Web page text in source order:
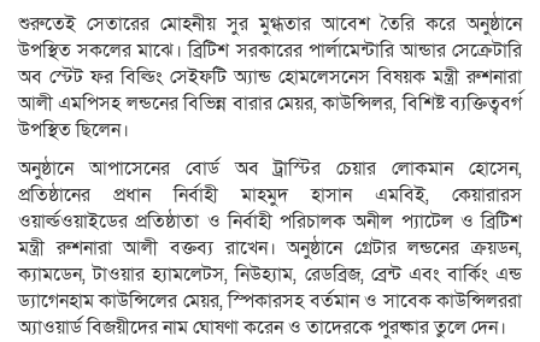
শুরুতেই সেতারের মোহনীয় সুর মুগ্ধতার আবেশ তৈরি করে অনুষ্ঠানে
উপস্থিত সকলের মাঝে। ব্রিটিশ সরকারের পার্লামেন্টারি আন্ডার সেক্রেটারি
অব স্টেট ফর বিল্ডিং সেইফটি অ্যান্ড হোমলেসনেস বিষয়ক মন্ত্রী রুশনারা
আলী এমপিসহ লন্ডনের বিভিন্ন বারার মেয়র, কাউন্সিলর, বিশিষ্ট ব্যক্তিত্ববর্গ
উপস্থিত ছিলেন।
অনুষ্ঠানে আপাসেনের বোর্ড অব ট্রাস্টির চেয়ার লোকমান হোসেন,
প্রতিষ্ঠানের প্রধান নির্বাহী মাহমুদ হাসান এমবিই, কেয়ারারস
ওয়ার্ল্ডওয়াইডের প্রতিষ্ঠাতা ও নির্বাহী পরিচালক অনীল প্যাটেল ও ব্রিটিশ
মন্ত্রী রুশনারা আলী বক্তব্য রাখেন। অনুষ্ঠানে গ্রেটার লন্ডনের ক্রয়ডন,
ক্যামডেন, টাওয়ার হ্যামলেটস, নিউহ্যাম, রেডব্রিজ, ব্রেন্ট এবং বার্কিং এন্ড
ড্যাগেনহাম কাউন্সিলের মেয়র, স্পিকারসহ বর্তমান ও সাবেক কাউন্সিলররা
অ্যাওয়ার্ড বিজয়ীদের নাম ঘোষণা করেন ও তাদেরকে পুরষ্কার তুলে দেন।